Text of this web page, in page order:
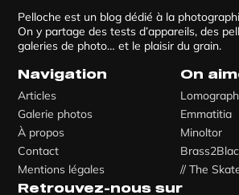
Pelloche est un blog dédié à la
On y partage des tests d’appareils, des
galeries de photo… et le plaisir du grain.
Navigation
Articles
Galerie photos
À propos
Contact
Mentions légales
On
Emmatitia
Minoltor
// The
Retrouvez-nous sur